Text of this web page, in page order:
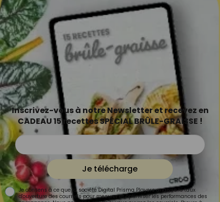
Inscrivez-vous à notre Newsletter et recevez en
CADEAU 15 recettes SPÉCIAL BRÛLE-GRAISSE !
Je télécharge
Je consens à ce que la société Digital Prisma Players analyse le taux
d'ouverture des courriels pour mesurer et optimiser les performances des